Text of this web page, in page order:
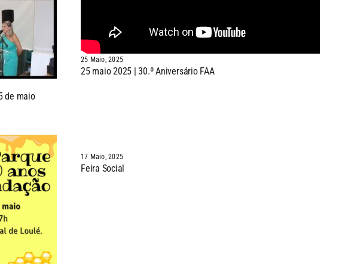
de maio
25 Maio, 2025
25 maio 2025 | 30.º Aniversário FAA
17 Maio, 2025
Feira Social